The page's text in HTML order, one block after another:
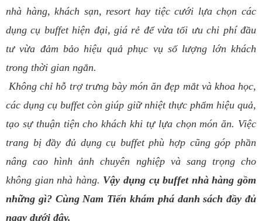
nhà hàng, khách sạn, resort hay tiệc cưới lựa chọn các
dụng cụ buffet hiện đại, giá rẻ để vừa tối ưu chi phí đầu
tư vừa đảm bảo hiệu quả phục vụ số lượng lớn khách
trong thời gian ngắn.
Không chỉ hỗ trợ trưng bày món ăn đẹp mắt và khoa học,
các dụng cụ buffet còn giúp giữ nhiệt thực phẩm hiệu quả,
tạo sự thuận tiện cho khách khi tự lựa chọn món ăn. Việc
trang bị đầy đủ dụng cụ buffet phù hợp cũng góp phần
nâng cao hình ảnh chuyên nghiệp và sang trọng cho
không gian nhà hàng. Vậy dụng cụ buffet nhà hàng gồm
những gì? Cùng Nam Tiến khám phá danh sách đầy đủ
ngay dưới đây.